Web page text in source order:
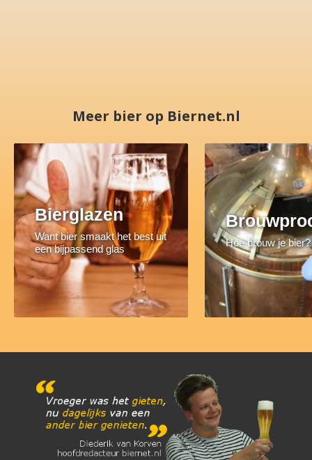
Meer bier op Biernet.nl
Bierglazen
Want bier smaakt het best uit
een bijpassend glas
Hoe brouw je bier?